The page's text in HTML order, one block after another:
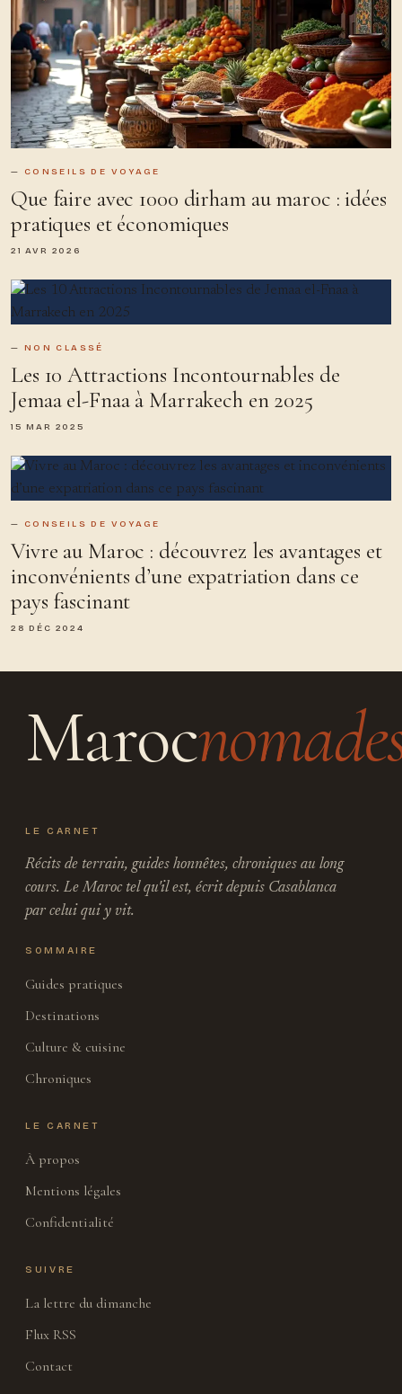
CONSEILS DE VOYAGE
Que faire avec 1000 dirham au maroc : idées
pratiques et économiques
21 AVR 2026
NON CLASSÉ
Les 10 Attractions Incontournables de
Jemaa el-Fnaa à Marrakech en 2025
15 MAR 2025
CONSEILS DE VOYAGE
Vivre au Maroc : découvrez les avantages et
inconvénients d’une expatriation dans ce
pays fascinant
28 DÉC 2024
Maroc
LE CARNET
Récits de terrain, guides honnêtes, chroniques au long
cours. Le Maroc tel qu'il est, écrit depuis Casablanca
par celui qui y vit.
SOMMAIRE
Guides pratiques
Destinations
Culture & cuisine
Chroniques
LE CARNET
À propos
Mentions légales
Confidentialité
SUIVRE
La lettre du dimanche
Flux RSS
Contact